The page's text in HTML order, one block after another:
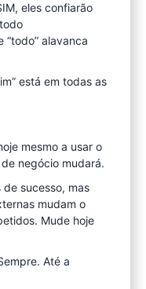
eles confiarão
alavanca
está em todas as
mesmo a usar o
negócio mudará.
sucesso, mas
mudam o
Mude hoje
Até a